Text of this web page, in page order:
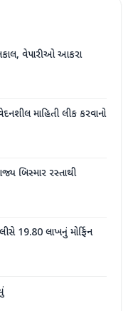
વેપારીઓ આકરા
માહિતી લીક કરવાનો
બિસ્માર રસ્તાથી
19.80 લાખનું મોર્ફિન